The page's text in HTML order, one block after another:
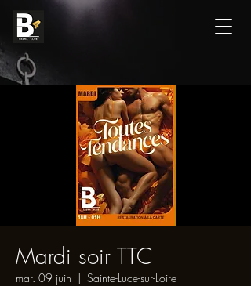
Mardi soir TTC
mar. 09 juin
  |
Sainte-Luce-sur-Loire